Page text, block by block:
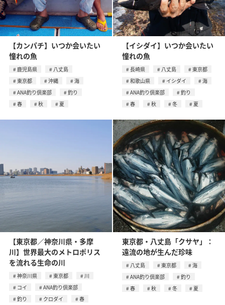
【カンパチ】いつか会いたい
憧れの魚
鹿児島県
八丈島
東京都
沖縄
海
ANA釣り倶楽部
釣り
春
秋 夏
【イシダイ】いつか会いたい
憧れの魚
長崎県 八丈島
東京都
和歌山県
イシダイ
海
ANA釣り倶楽部
釣り
春
秋 冬 夏
【東京都／神奈川県・多摩
川】世界最大のメトロポリス
を流れる生命の川
神奈川県 東京都
川
コイ
ANA釣り倶楽部
釣り
クロダイ 春
東京都・八丈島「クサヤ」：
遠流の地が生んだ珍味
八丈島 東京都
海
ANA釣り倶楽部
釣り
春
秋 冬 夏